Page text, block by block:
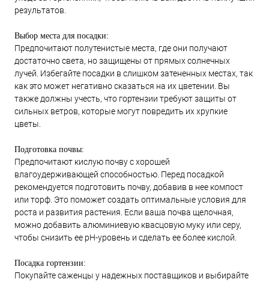
результатов.
Выбор места для посадки:
Предпочитают полутенистые места, где они получают
достаточно света, но защищены от прямых солнечных
лучей. Избегайте посадки в слишком затененных местах, так
как это может негативно сказаться на их цветении. Вы
также должны учесть, что гортензии требуют защиты от
сильных ветров, которые могут повредить их хрупкие
цветы.
Подготовка почвы:
Предпочитают кислую почву с хорошей
влагоудерживающей способностью. Перед посадкой
рекомендуется подготовить почву, добавив в нее компост
или торф. Это поможет создать оптимальные условия для
роста и развития растения. Если ваша почва щелочная,
можно добавить алюминиевую квасцовую муку или серу,
чтобы снизить ее pH-уровень и сделать ее более кислой.
Посадка гортензии:
Покупайте саженцы у надежных поставщиков и выбирайте